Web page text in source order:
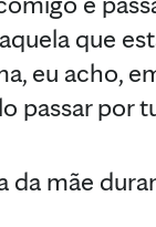
que
eu acho,
passar por
da mãe